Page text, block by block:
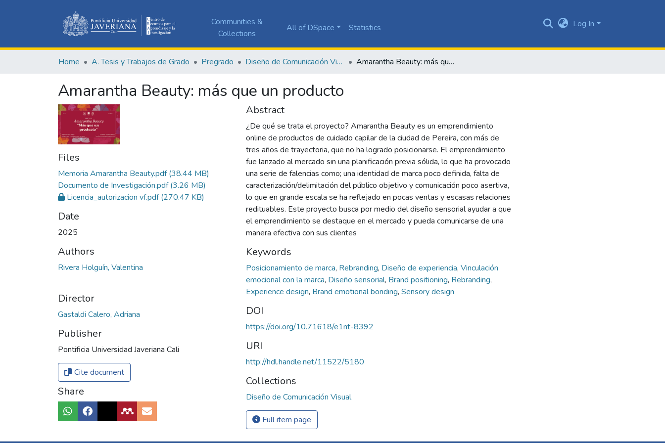
Communities &
Collections
All of DSpace Statistics Log In
Home A. Tesis y Trabajos de Grado Pregrado Diseño de Comunicación Visual Amarantha Beauty: más que un producto
Amarantha Beauty: más que un producto
Files
Memoria Amarantha Beauty.pdf(38.44 MB)
Documento de Investigación.pdf(3.26 MB)
Licencia_autorizacion vf.pdf(270.47 KB)
Date
2025
Authors
Rivera Holguín, Valentina
Director
Gastaldi Calero, Adriana
Publisher
Pontificia Universidad Javeriana Cali
Cite document
Share
Abstract
¿De qué se trata el proyecto? Amarantha Beauty es un emprendimiento
online de productos de cuidado capilar de la ciudad de Pereira, con más de
tres años de trayectoria, que no ha logrado posicionarse. El emprendimiento
fue lanzado al mercado sin una planificación previa sólida, lo que ha provocado
una serie de falencias como; una identidad de marca poco definida, falta de
caracterización/delimitación del público objetivo y comunicación poco asertiva,
lo que en grande escala se ha reflejado en pocas ventas y escasas relaciones
redituables. Este proyecto busca por medio del diseño sensorial ayudar a que
el emprendimiento se destaque en el mercado y pueda comunicarse de una
manera efectiva con sus clientes
Keywords
Posicionamiento de marca, Rebranding, Diseño de experiencia, Vinculación
emocional con la marca, Diseño sensorial, Brand positioning, Rebranding,
Experience design, Brand emotional bonding, Sensory design
DOI
https://doi.org/10.71618/e1nt-8392
URI
http://hdl.handle.net/11522/5180
Collections
Diseño de Comunicación Visual
Full item page